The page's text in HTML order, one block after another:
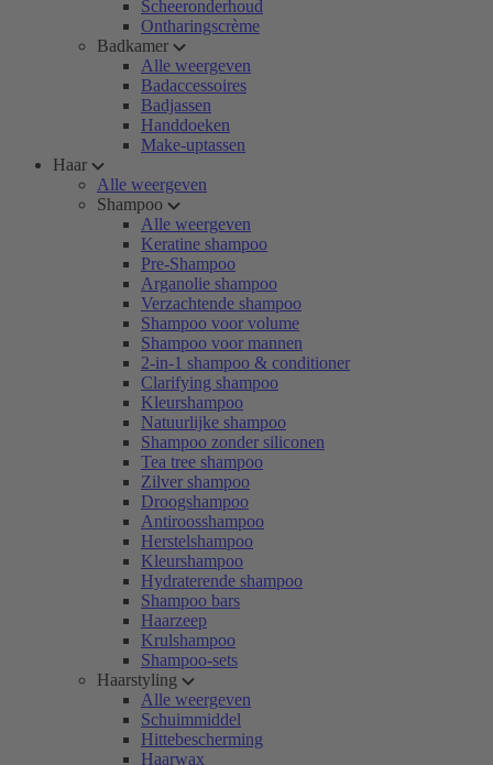
Scheeronderhoud
Ontharingscrème
Badkamer
Alle weergeven
Badaccessoires
Badjassen
Handdoeken
Make-uptassen
Haar
Alle weergeven
Shampoo
Alle weergeven
Keratine shampoo
Pre-Shampoo
Arganolie shampoo
Verzachtende shampoo
Shampoo voor volume
Shampoo voor mannen
2-in-1 shampoo & conditioner
Clarifying shampoo
Kleurshampoo
Natuurlijke shampoo
Shampoo zonder siliconen
Tea tree shampoo
Zilver shampoo
Droogshampoo
Antiroosshampoo
Herstelshampoo
Kleurshampoo
Hydraterende shampoo
Shampoo bars
Haarzeep
Krulshampoo
Shampoo-sets
Haarstyling
Alle weergeven
Schuimmiddel
Hittebescherming
Haarwax